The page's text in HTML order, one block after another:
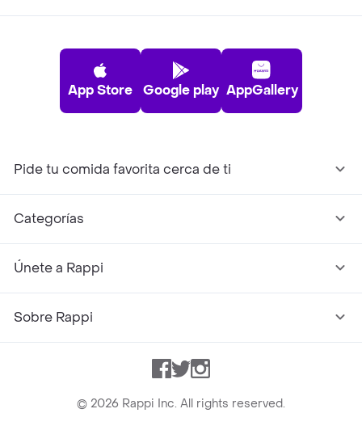
App Store Google play AppGallery
Pide tu comida favorita cerca de ti
Categorías
Únete a Rappi
Sobre Rappi
Facebook
TwitterInstagram
© 2026 Rappi Inc. All rights reserved.